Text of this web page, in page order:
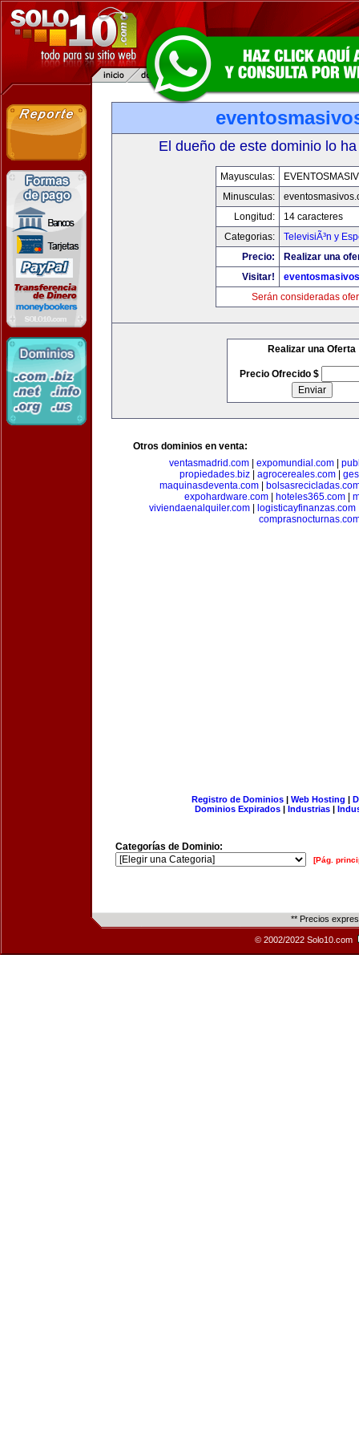
El dueño de este dominio lo
Mayusculas:
Minusculas:
Longitud:
14 caracteres
Categorias:
TelevisiÃ³n y
Precio:
Realizar una
Visitar!
Serán consideradas
Realizar una Oferta
Precio Ofrecido $
Otros dominios en venta:
ventasmadrid.com
expomundial.com
propiedades.biz| agrocereales.com|
maquinasdeventa.com
expohardware.com| hoteles365.com|
viviendaenalquiler.com
logisticayfinanzas.com
Registro de Dominios| Web Hosting |
Dominios Expirados | Industrias |
Categorías de Dominio:
[Pág.
** Precios
© 2002/2022 Solo10.com